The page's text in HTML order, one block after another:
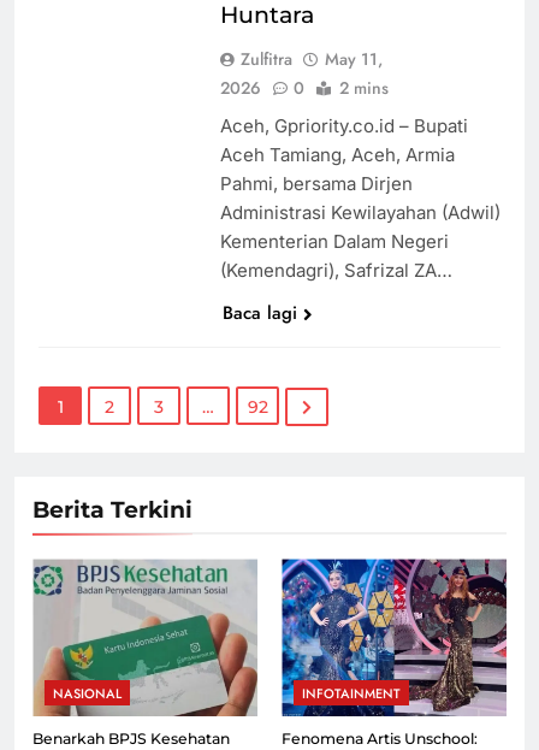
Huntara
Zulfitra
May 11,
2026
0 2 mins
Aceh, Gpriority.co.id – Bupati
Aceh Tamiang, Aceh, Armia
Pahmi, bersama Dirjen
Administrasi Kewilayahan (Adwil)
Kementerian Dalam Negeri
(Kemendagri), Safrizal ZA…
Baca lagi
1 2 3 … 92
Berita Terkini
NASIONAL
Benarkah BPJS Kesehatan
INFOTAINMENT
Fenomena Artis Unschool: